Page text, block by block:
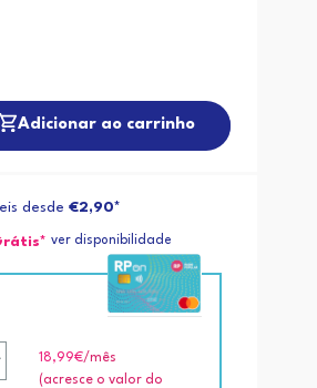
Adicionar ao carrinho
desde€2,90*
ver disponibilidade
18,99€/mês
(acresce o valor do